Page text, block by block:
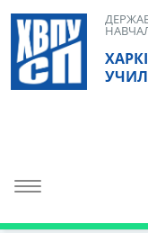
Skip
content
Toggle navigation